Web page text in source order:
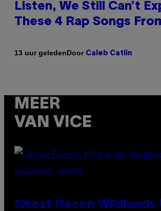
Listen, We Still Can’t
These 4 Rap Songs
13 uur geledenDoor Caleb Catlin
MEER
VAN VICE
SCREENSHOT: UBISOFT
Ghost Recon Wildlands